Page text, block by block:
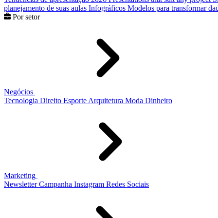
planejamento de suas aulas Infográficos Modelos para transformar
Por setor
Negócios
Tecnologia Direito Esporte Arquitetura Moda Dinheiro
Marketing
Newsletter Campanha Instagram Redes Sociais